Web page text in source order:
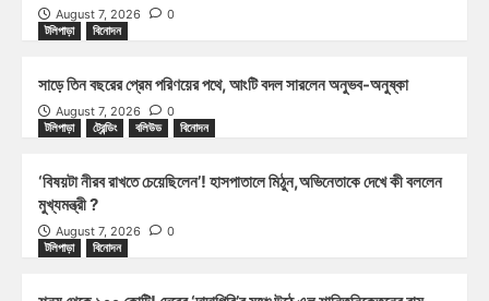
August 7, 2026
0
টলিপাড়া
বিনোদন
সাড়ে তিন বছরের প্রেম পরিণয়ের পথে, আংটি বদল সারলেন অনুভব-অনুষ্কা
August 7, 2026
0
টলিপাড়া
ট্রেন্ডিং বলিউড বিনোদন
‘বিষয়টা নীরব রাখতে চেয়েছিলেন’! হাসপাতালে মিঠুন,অভিনেতাকে দেখে কী বললেন
মুখ্যমন্ত্রী ?
August 7, 2026
0
টলিপাড়া
বিনোদন